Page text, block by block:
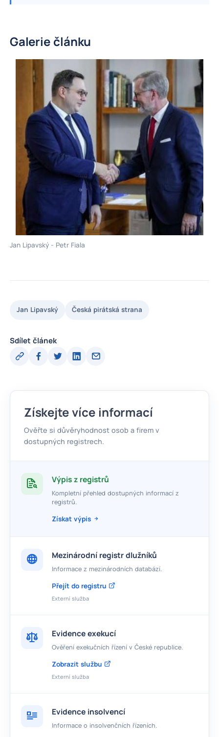
Galerie článku
Jan Lipavský - Petr Fiala
Jan Lipavský Česká pirátská strana
Sdílet článek
Získejte více informací
Ověřte si důvěryhodnost osob a firem v
dostupných registrech.
Výpis z registrů
Kompletní přehled dostupných informací z
registrů.
Získat výpis
Mezinárodní registr dlužníků
Informace z mezinárodních databází.
Přejít do registru
Externí služba
Evidence exekucí
Ověření exekučních řízení v České republice.
Zobrazit službu
Externí služba
Evidence insolvencí
Informace o insolvenčních řízeních.